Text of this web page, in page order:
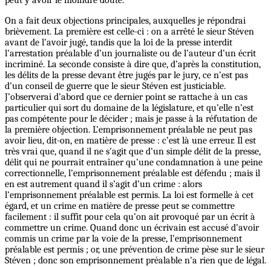
On a fait deux objections principales, auxquelles je répondrai
brièvement. La première est celle-ci : on a arrêté le sieur Stéven
avant de l’avoir jugé, tandis que la loi de la presse interdit
l’arrestation préalable d’un journaliste ou de l’auteur d’un écrit
incriminé. La seconde consiste à dire que, d’après la constitution,
les délits de la presse devant être jugés par le jury, ce n’est pas
d’un conseil de guerre que le sieur Stéven est justiciable.
J’observerai d’abord que ce dernier point se rattache à un cas
particulier qui sort du domaine de la législature, et qu’elle n’est
pas compétente pour le décider ; mais je passe à la réfutation de
la première objection. L’emprisonnement préalable ne peut pas
avoir lieu, dit-on, en matière de presse : c’est là une erreur. Il est
très vrai que, quand il ne s’agit que d’un simple délit de la presse,
délit qui ne pourrait entraîner qu’une condamnation à une peine
correctionnelle, l’emprisonnement préalable est défendu ; mais il
en est autrement quand il s’agit d’un crime : alors
l’emprisonnement préalable est permis. La loi est formelle à cet
égard, et un crime en matière de presse peut se commettre
facilement : il suffit pour cela qu’on ait provoqué par un écrit à
commettre un crime. Quand donc un écrivain est accusé d’avoir
commis un crime par la voie de la presse, l’emprisonnement
préalable est permis ; or, une prévention de crime pèse sur le sieur
Stéven ; donc son emprisonnement préalable n’a rien que de légal.